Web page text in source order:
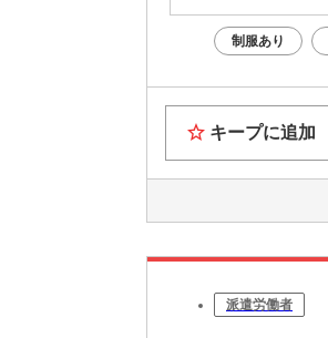
制服あり
キープに追加
派遣労働者